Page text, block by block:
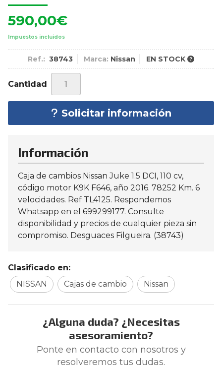
590,00€
Impuestos incluidos
Ref.: 38743 Marca: Nissan EN STOCK
Cantidad
Solicitar información
Información
Caja de cambios Nissan Juke 1.5 DCI, 110 cv,
código motor K9K F646, año 2016. 78252 Km. 6
velocidades. Ref TL4125. Respondemos
Whatsapp en el 699299177. Consulte
disponibilidad y precios de cualquier pieza sin
compromiso. Desguaces Filgueira. (38743)
Clasificado en:
NISSAN
Cajas de cambio Nissan
¿Alguna duda? ¿Necesitas
asesoramiento?
Ponte en contacto con nosotros y
resolveremos tus dudas.